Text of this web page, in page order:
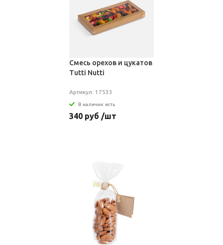
Смесь орехов и цукатов
Tutti Nutti
Артикул: 17533
В наличии: есть
340 руб /шт